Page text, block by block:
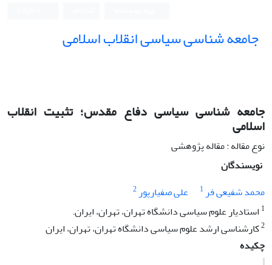
جامعه شناسی سیاسی انقلاب اسلامی
جامعه شناسی سیاسی دفاع مقدس؛ تثبیت انقلاب
اسلامی
نوع مقاله : مقاله پژوهشی
نویسندگان
محمد شفیعی فر1 علی صفیارپور2
1 استادیار علوم سیاسی دانشگاه تهران، تهران، ایران.
2کارشناسی ارشد علوم سیاسی دانشگاه تهران، تهران، ایران
چکیده